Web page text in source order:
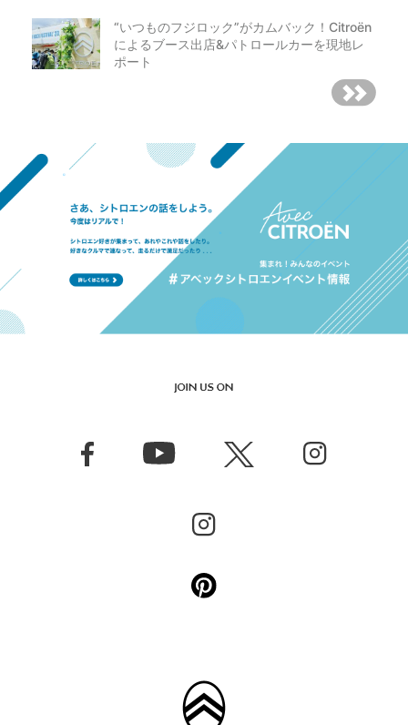
“いつものフジロック”がカムバック！Citroën
によるブース出店&パトロールカーを現地レ
ポート